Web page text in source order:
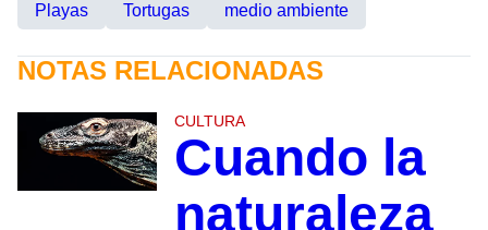
Playas Tortugas medio ambiente
NOTAS RELACIONADAS
CULTURA
Cuando la
naturaleza